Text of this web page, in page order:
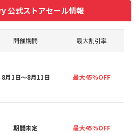
公式ストアセール情報
開催期間 最大割引率
8月1日〜8月11日 最大45％OFF
期間未定 最大45％OFF